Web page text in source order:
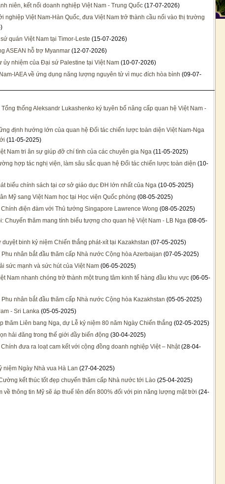
niên, kết nối doanh nghiệp Việt Nam - Trung Quốc (17-07-2026)
nghiệp Việt Nam-Hàn Quốc, đưa Việt Nam trở thành cầu nối vào thị trường
quán Việt Nam tại Timor-Leste (15-07-2026)
ASEAN hỗ trợ Myanmar (12-07-2026)
ủy nhiệm của Đại sứ Palestine tại Việt Nam (10-07-2026)
IAEA về ứng dụng năng lượng nguyên tử vì mục đích hòa bình (09-07-
thống Aleksandr Lukashenko ký tuyên bố nâng cấp quan hệ Việt Nam -
định hướng lớn của quan hệ Đối tác chiến lược toàn diện Việt Nam-Nga
(11-05-2025)
Nam tri ân sự giúp đỡ chí tình của các chuyên gia Nga (11-05-2025)
hợp tác nghị viện, làm sâu sắc quan hệ Đối tác chiến lược toàn diện (10-
biểu chính sách tại cơ sở giáo dục ĐH lớn nhất của Nga (10-05-2025)
Mỹ sang Việt Nam học tại Học viện Quốc phòng (08-05-2025)
điện đàm với Thủ tướng Singapore Lawrence Wong (08-05-2025)
Chuyến thăm mang tính biểu tượng cho quan hệ Việt Nam - LB Nga (08-05-
binh kỷ niệm Chiến thắng phát-xít tại Kazakhstan (07-05-2025)
nhân bắt đầu thăm cấp Nhà nước Cộng hòa Azerbaijan (07-05-2025)
sức mạnh và sức hút của Việt Nam (06-05-2025)
Nam nhanh chóng trở thành một trung tâm kinh tế hàng đầu khu vực (06-05-
nhân bắt đầu thăm cấp Nhà nước Cộng hòa Kazakhstan (05-05-2025)
- Sri Lanka (05-05-2025)
thăm Liên bang Nga, dự Lễ kỷ niệm 80 năm Ngày Chiến thắng (02-05-2025)
hải đăng trong thế giới đầy biến động (30-04-2025)
đưa ra loạt cam kết với cộng đồng doanh nghiệp Việt – Nhật(28-04-
Ngày Nhà vua Hà Lan (27-04-2025)
kết thúc tốt đẹp chuyến thăm cấp Nhà nước tới Lào (25-04-2025)
về thông tin Mỹ sẽ áp thuế lên đến 800% đối với pin năng lượng mặt trời (24-